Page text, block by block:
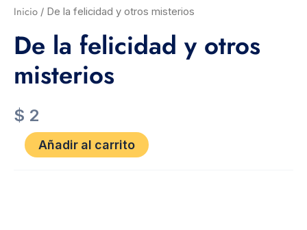
Inicio / De la felicidad y otros misterios
De la felicidad y otros
misterios
$ 2
Añadir al carrito